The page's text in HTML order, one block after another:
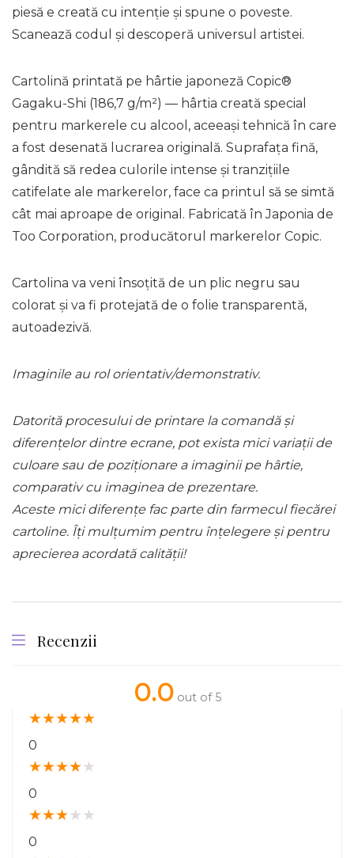
piesă e creată cu intenție și spune o poveste.
Scanează codul și descoperă universul artistei.
Cartolină printată pe hârtie japoneză Copic®
Gagaku-Shi (186,7 g/m²) — hârtia creată special
pentru markerele cu alcool, aceeași tehnică în care
a fost desenată lucrarea originală. Suprafața fină,
gândită să redea culorile intense și tranzițiile
catifelate ale markerelor, face ca printul să se simtă
cât mai aproape de original. Fabricată în Japonia de
Too Corporation, producătorul markerelor Copic.
Cartolina va veni însoțită de un plic negru sau
colorat și va fi protejată de o folie transparentă,
autoadezivă.
Imaginile au rol orientativ/demonstrativ.
Datorită procesului de printare la comandă și
diferențelor dintre ecrane, pot exista mici variații de
culoare sau de poziționare a imaginii pe hârtie,
comparativ cu imaginea de prezentare.
Aceste mici diferențe fac parte din farmecul fiecărei
cartoline. Îți mulțumim pentru înțelegere și pentru
aprecierea acordată calității!
Recenzii
0.0 out of 5
★★★★★
0
★★★★★
0
★★★★ ★
0